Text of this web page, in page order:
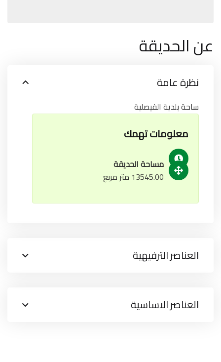
عن الحديقة
نظرة عامة
ساحة بلدية الفيصلية
معلومات تهمك
مساحة الحديقة
13545.00 متر مربع
العناصر الترفيهية
العناصر الاساسية